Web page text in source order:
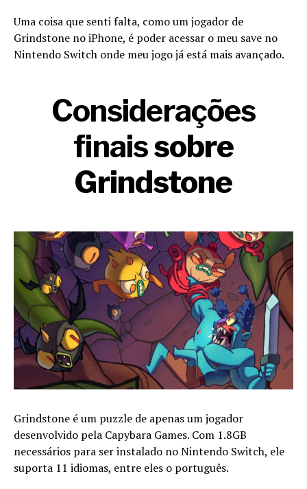
Uma coisa que senti falta, como um jogador de
Grindstone no iPhone, é poder acessar o meu save no
Nintendo Switch onde meu jogo já está mais avançado.
Considerações
finaissobre
Grindstone
Grindstone é um puzzle de apenas um jogador
desenvolvido pela Capybara Games. Com 1.8GB
necessários para ser instalado no Nintendo Switch, ele
suporta 11 idiomas, entre eles o português.